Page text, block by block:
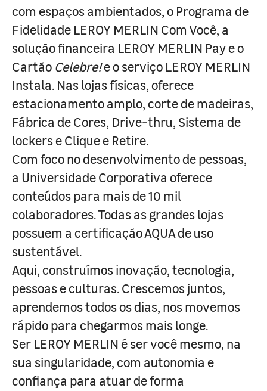
com espaços ambientados, o Programa de
Fidelidade LEROY MERLIN Com Você, a
solução financeira LEROY MERLIN Pay e o
Cartão Celebre!e o serviço LEROY MERLIN
Instala. Nas lojas físicas, oferece
estacionamento amplo, corte de madeiras,
Fábrica de Cores, Drive-thru, Sistema de
lockers e Clique e Retire.
Com foco no desenvolvimento de pessoas,
a Universidade Corporativa oferece
conteúdos para mais de 10 mil
colaboradores. Todas as grandes lojas
possuem a certificação AQUA de uso
sustentável.
Aqui, construímos inovação, tecnologia,
pessoas e culturas. Crescemos juntos,
aprendemos todos os dias, nos movemos
rápido para chegarmos mais longe.
Ser LEROY MERLIN é ser você mesmo, na
sua singularidade, com autonomia e
confiança para atuar de forma